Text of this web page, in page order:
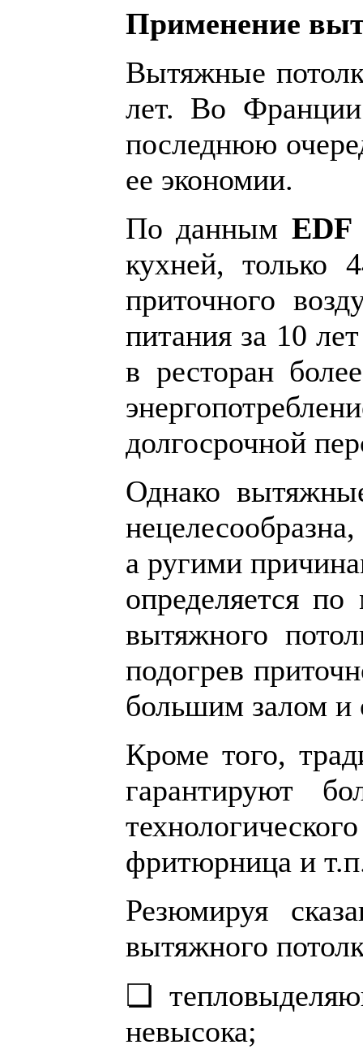
Применение
Вытяжные
лет. Во
последнюю
ее экономии.
По данным
кухней, только
приточного
питания за 10
в ресторан
долгосрочной
Однако
а ругими
определяется
вытяжного
подогрев
большим залом и
Кроме того,
гарантируют
фритюрница и
Резюмируя
вытяжного
❏
невысока;